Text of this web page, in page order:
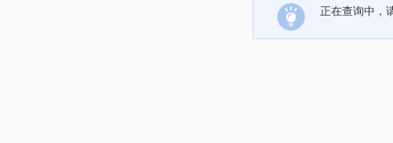
正在查询中，